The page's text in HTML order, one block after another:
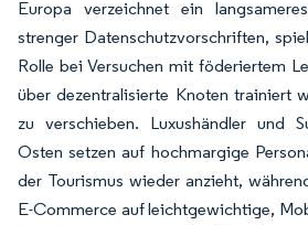
Europa verzeichnet ein
strenger Datenschutzvorschriften,
Rolle bei Versuchen mit föderiertem
über dezentralisierte Knoten trainiert
zu verschieben. Luxushändler und
Osten setzen auf hochmargige
der Tourismus wieder anzieht,
E-Commerce auf leichtgewichtige,